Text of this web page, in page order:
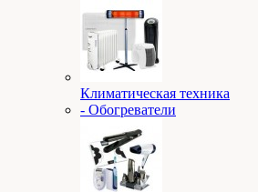
Климатическая техника
- Обогреватели